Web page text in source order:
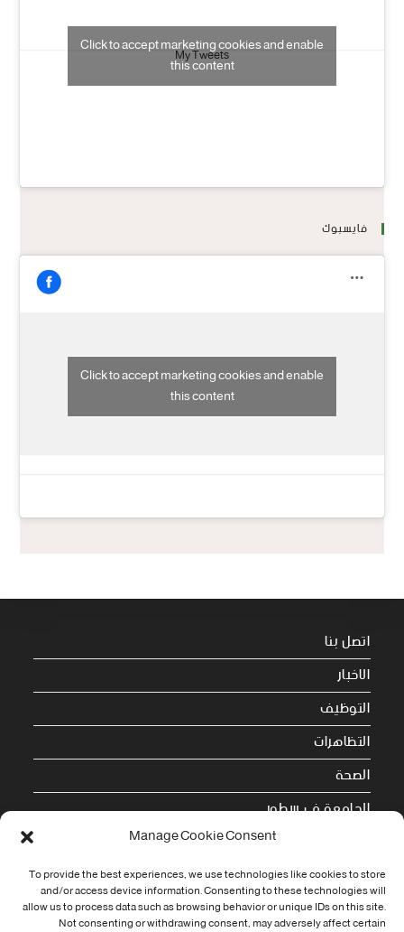
Manage Cookie Consent
To provide the best experiences, we use technologies like cookies to store
and/or access device information. Consenting to these technologies will
allow us to process data such as browsing behavior or unique IDs on this site.
Not consenting or withdrawing consent, may adversely affect certain
My Tweets
Click to accept marketing cookies and enable
this content
فايسبوك
Click to accept marketing cookies and enable
this content
اتصل بنا
الاخبار
التوظيف
التظاهرات
الصحة
الجامعة في سطور
Cookie Policy (EU)
معلومات الاتصال